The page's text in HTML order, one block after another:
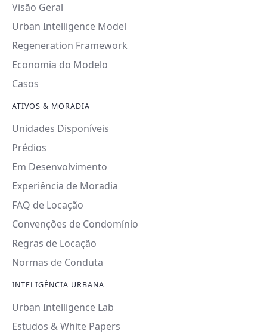
Visão Geral
Urban Intelligence Model
Regeneration Framework
Economia do Modelo
Casos
ATIVOS & MORADIA
Unidades Disponíveis
Prédios
Em Desenvolvimento
Experiência de Moradia
FAQ de Locação
Convenções de Condomínio
Regras de Locação
Normas de Conduta
INTELIGÊNCIA URBANA
Urban Intelligence Lab
Estudos & White Papers